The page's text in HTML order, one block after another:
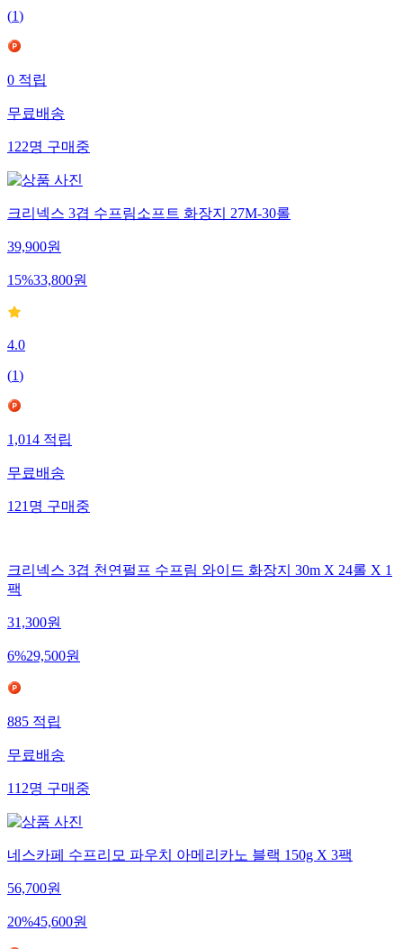
(1)
0적립
무료배송
122명구매중
크리넥스 3겹 수프림소프트 화장지 27M-30롤
39,900원
15%33,800원
4.0
(1)
1,014적립
무료배송
121명구매중
크리넥스 3겹 천연펄프 수프림 와이드 화장지 30m X 24롤 X 1
팩
31,300원
6%29,500원
885적립
무료배송
112명구매중
네스카페 수프리모 파우치 아메리카노 블랙 150g X 3팩
56,700원
20%45,600원